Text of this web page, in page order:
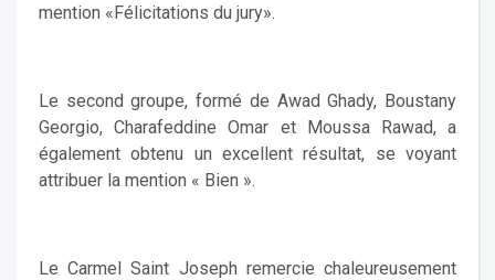
mention «Félicitations du jury».
Le second groupe, formé de Awad Ghady, Boustany
Georgio, Charafeddine Omar et Moussa Rawad, a
également obtenu un excellent résultat, se voyant
attribuer la mention « Bien ».
Le Carmel Saint Joseph remercie chaleureusement